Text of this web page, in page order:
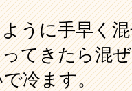
うに手早く
てきたら混
冷ます。